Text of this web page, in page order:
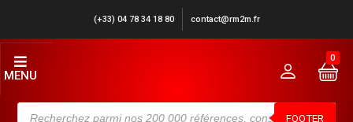
(+33) 04 78 34 18 80 contact@rm2m.fr
FOOTER
0
MENU